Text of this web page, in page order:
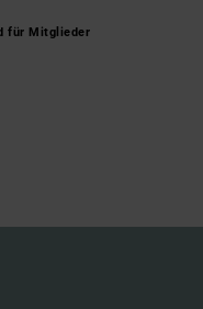
für Mitglieder